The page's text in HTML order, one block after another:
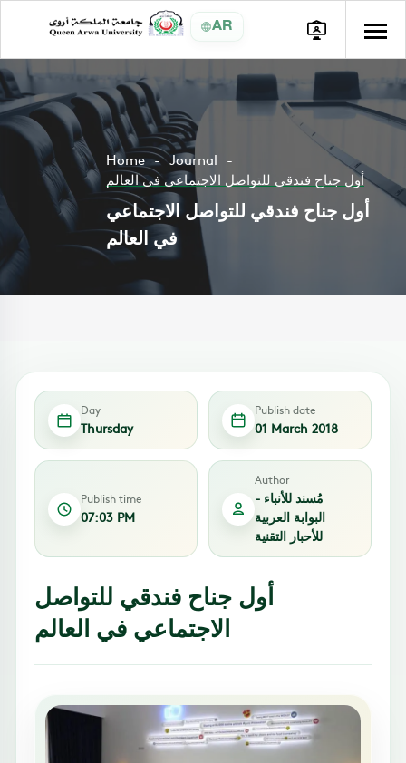
AR
Home
Journal
أول جناح فندقي للتواصل الاجتماعي في العالم
أول جناح فندقي للتواصل الاجتماعي
في العالم
Day
Thursday
Publish date
01 March 2018
Publish time
07:03 PM
Author
مُسند للأنباء -
البوابة العربية
للأحبار التقنية
أول جناح فندقي للتواصل
الاجتماعي في العالم